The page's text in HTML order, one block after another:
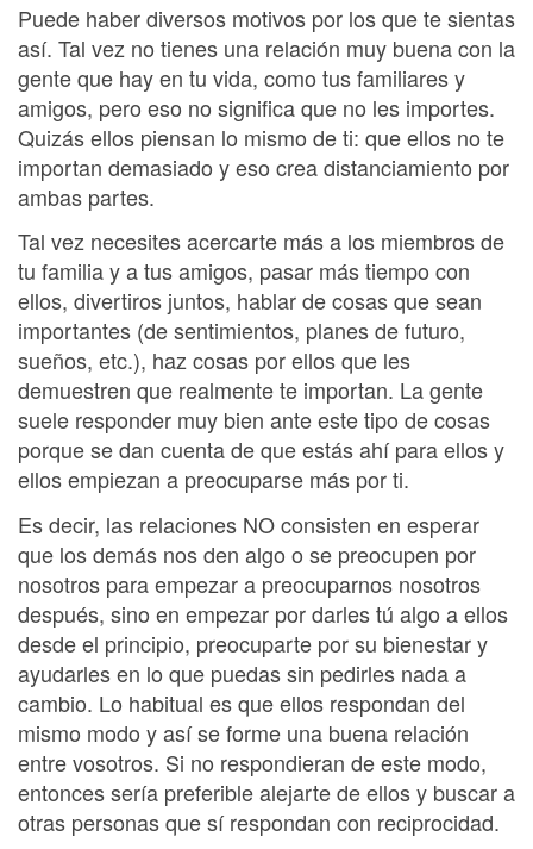
Puede haber diversos motivos por los que te sientas
así. Tal vez no tienes una relación muy buena con la
gente que hay en tu vida, como tus familiares y
amigos, pero eso no significa que no les importes.
Quizás ellos piensan lo mismo de ti: que ellos no te
importan demasiado y eso crea distanciamiento por
ambas partes.
Tal vez necesites acercarte más a los miembros de
tu familia y a tus amigos, pasar más tiempo con
ellos, divertiros juntos, hablar de cosas que sean
importantes (de sentimientos, planes de futuro,
sueños, etc.), haz cosas por ellos que les
demuestren que realmente te importan. La gente
suele responder muy bien ante este tipo de cosas
porque se dan cuenta de que estás ahí para ellos y
ellos empiezan a preocuparse más por ti.
Es decir, las relaciones NO consisten en esperar
que los demás nos den algo o se preocupen por
nosotros para empezar a preocuparnos nosotros
después, sino en empezar por darles tú algo a ellos
desde el principio, preocuparte por su bienestar y
ayudarles en lo que puedas sin pedirles nada a
cambio. Lo habitual es que ellos respondan del
mismo modo y así se forme una buena relación
entre vosotros. Si no respondieran de este modo,
entonces sería preferible alejarte de ellos y buscar a
otras personas que sí respondan con reciprocidad.